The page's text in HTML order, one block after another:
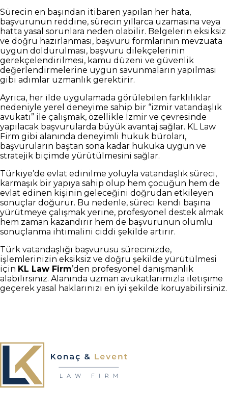
Sürecin en başından itibaren yapılan her hata,
başvurunun reddine, sürecin yıllarca uzamasına veya
hatta yasal sorunlara neden olabilir. Belgelerin eksiksiz
ve doğru hazırlanması, başvuru formlarının mevzuata
uygun doldurulması, başvuru dilekçelerinin
gerekçelendirilmesi, kamu düzeni ve güvenlik
değerlendirmelerine uygun savunmaların yapılması
gibi adımlar uzmanlık gerektirir.
Ayrıca, her ilde uygulamada görülebilen farklılıklar
nedeniyle yerel deneyime sahip bir “izmir vatandaşlık
avukatı” ile çalışmak, özellikle İzmir ve çevresinde
yapılacak başvurularda büyük avantaj sağlar. KL Law
Firm gibi alanında deneyimli hukuk büroları,
başvuruların baştan sona kadar hukuka uygun ve
stratejik biçimde yürütülmesini sağlar.
Türkiye’de evlat edinilme yoluyla vatandaşlık süreci,
karmaşık bir yapıya sahip olup hem çocuğun hem de
evlat edinen kişinin geleceğini doğrudan etkileyen
sonuçlar doğurur. Bu nedenle, süreci kendi başına
yürütmeye çalışmak yerine, profesyonel destek almak
hem zaman kazandırır hem de başvurunun olumlu
sonuçlanma ihtimalini ciddi şekilde artırır.
Türk vatandaşlığı başvurusu sürecinizde,
işlemlerinizin eksiksiz ve doğru şekilde yürütülmesi
için KL Law Firm’den profesyonel danışmanlık
alabilirsiniz. Alanında uzman avukatlarımızla iletişime
geçerek yasal haklarınızı en iyi şekilde koruyabilirsiniz.